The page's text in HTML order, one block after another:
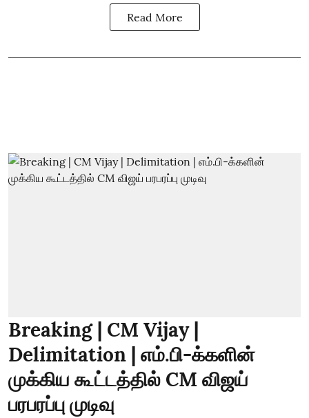
Read More
Breaking | CM Vijay |
Delimitation | எம்.பி-க்களின்
முக்கிய கூட்டத்தில் CM விஜய்
பரபரப்பு முடிவு